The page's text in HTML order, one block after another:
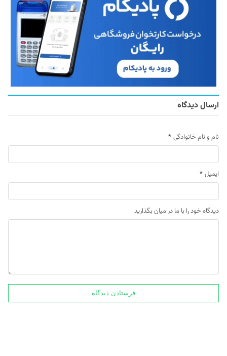
ارسال دیدگاه
نام و نام خانوادگی *
ایمیل *
دیدگاه خود را با ما در میان بگذارید